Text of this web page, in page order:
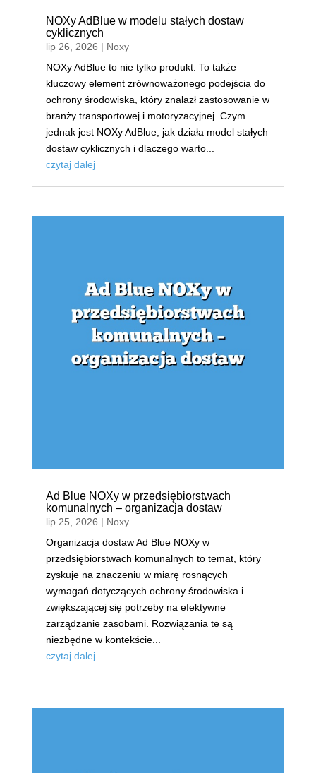
NOXy AdBlue w modelu stałych dostaw
cyklicznych
lip 26, 2026 | Noxy
NOXy AdBlue to nie tylko produkt. To także
kluczowy element zrównoważonego podejścia do
ochrony środowiska, który znalazł zastosowanie w
branży transportowej i motoryzacyjnej. Czym
jednak jest NOXy AdBlue, jak działa model stałych
dostaw cyklicznych i dlaczego warto...
czytaj dalej
Ad Blue NOXy w przedsiębiorstwach
komunalnych – organizacja dostaw
lip 25, 2026 | Noxy
Organizacja dostaw Ad Blue NOXy w
przedsiębiorstwach komunalnych to temat, który
zyskuje na znaczeniu w miarę rosnących
wymagań dotyczących ochrony środowiska i
zwiększającej się potrzeby na efektywne
zarządzanie zasobami. Rozwiązania te są
niezbędne w kontekście...
czytaj dalej